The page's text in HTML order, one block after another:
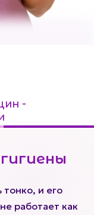
-
и его
работает как